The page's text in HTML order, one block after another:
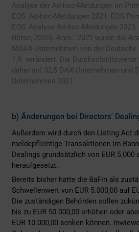
Analyse der Ad-hoc-Meldungen im
EQS, Ad-hoc-Meldungen 2021; EQS
EQS, Analyse Ad-hoc-Meldungen
Börse, 2020). Anm.: 2021 wurde die
MDAX-Unternehmen von der
1.9. verändert. Die Durchschnittswerte
daher auf 32,5 DAX-Unternehmen und
Unternehmen 2021.
b) Änderungen bei Directors‘
Außerdem wird durch den Listing Act
meldepflichtige Transaktionen im
Dealings grundsätzlich von EUR 5.000
heraufgesetzt.
Bereits bisher hatte die BaFin als
Schwellenwert von EUR 5.000,00 auf
Die zuständigen Behörden sollen
bis zu EUR 50.000,00 erhöhen oder
EUR 10.000,00 senken können.